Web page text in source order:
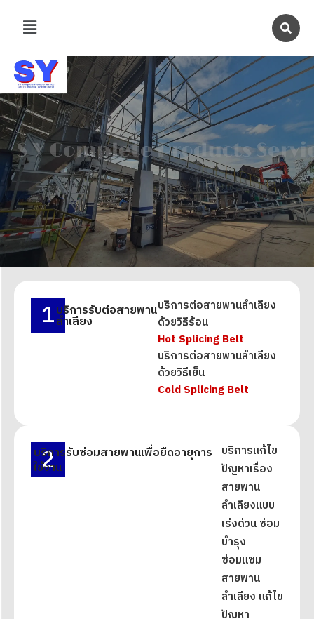
1บริการรับต่อสายพาน
ลำเลียง
บริการต่อสายพานลำเลียง
ด้วยวิธีร้อน
Hot Splicing Belt
บริการต่อสายพานลำเลียง
ด้วยวิธีเย็น
Cold Splicing Belt
2
บริการรับซ่อมสายพานเพื่อยืดอายุการ
ใช้งาน
บริการแก้ไข
ปัญหาเรื่อง
สายพาน
ลำเลียงแบบ
เร่งด่วน ซ่อม
บำรุง
ซ่อมแซม
สายพาน
ลำเลียง แก้ไข
ปัญหา